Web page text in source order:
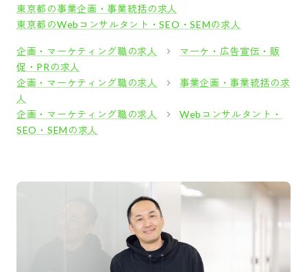
東京都の事業企画・事業統括の求人
東京都のWebコンサルタント・SEO・SEMの求人
企画・マーケティング職の求人
マーケ・広告宣伝・販
促・PRの求人
企画・マーケティング職の求人
事業企画・事業統括の求
人
企画・マーケティング職の求人
Webコンサルタント・
SEO・SEMの求人